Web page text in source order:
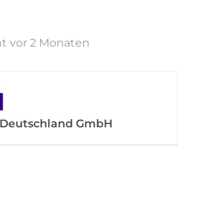
vor 2 Monaten
Deutschland GmbH